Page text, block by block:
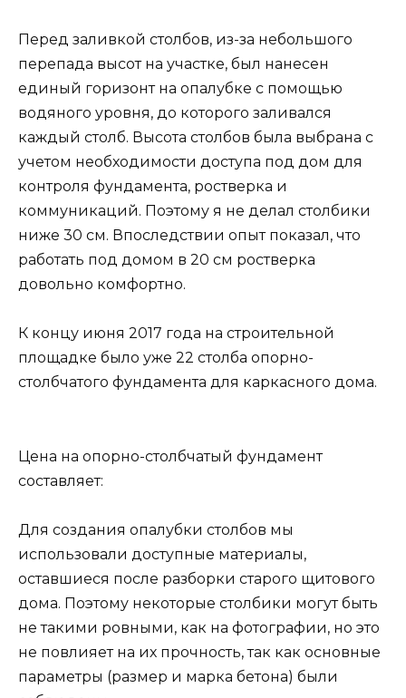
Перед заливкой столбов, из-за небольшого
перепада высот на участке, был нанесен
единый горизонт на опалубке с помощью
водяного уровня, до которого заливался
каждый столб. Высота столбов была выбрана с
учетом необходимости доступа под дом для
контроля фундамента, ростверка и
коммуникаций. Поэтому я не делал столбики
ниже 30 см. Впоследствии опыт показал, что
работать под домом в 20 см ростверка
довольно комфортно.
К концу июня 2017 года на строительной
площадке было уже 22 столба опорно-
столбчатого фундамента для каркасного дома.
Цена на опорно-столбчатый фундамент
составляет:
Для создания опалубки столбов мы
использовали доступные материалы,
оставшиеся после разборки старого щитового
дома. Поэтому некоторые столбики могут быть
не такими ровными, как на фотографии, но это
не повлияет на их прочность, так как основные
параметры (размер и марка бетона) были